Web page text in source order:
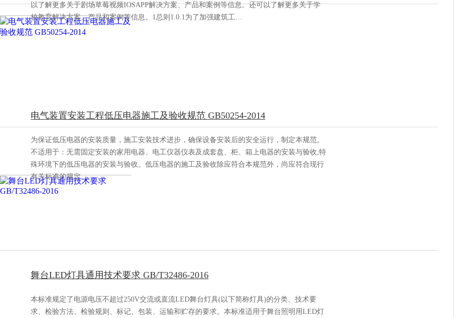
以了解更多关于剧场草莓视频IOSAPP解决方案、产品和案例等信息。还可以了解更多关于学
校教育解决方案、产品和案例等信息。1总则1.0.1为了加强建筑工…
电气装置安装工程低压电器施工及验收规范 GB50254-2014
为保证低压电器的安装质量，施工安装技术进步，确保设备安装后的安全运行，制定本规范。
不适用于：无需固定安装的家用电器、电工仪器仪表及成套盘、柜、箱上电器的安装与验收;特
殊环境下的低压电器的安装与验收。低压电器的施工及验收除应符合本规范外，尚应符合现行
有关标准的规定。
舞台LED灯具通用技术要求 GB/T32486-2016
本标准规定了电源电压不超过250V交流或直流LED舞台灯具(以下简称灯具)的分类、技术要
求、检验方法、检验规则、标记、包装、运输和贮存的要求。本标准适用于舞台照明用LED灯